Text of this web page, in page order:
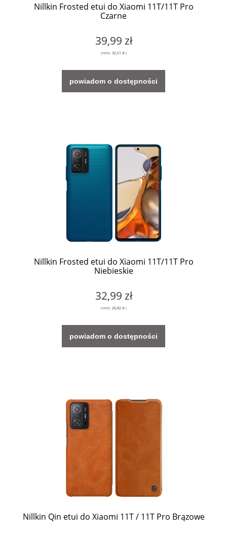
Nillkin Frosted etui do Xiaomi 11T/11T Pro
Czarne
39,99 zł
(netto: 32,51 zł)
powiadom o dostępności
Nillkin Frosted etui do Xiaomi 11T/11T Pro
Niebieskie
32,99 zł
(netto: 26,82 zł)
powiadom o dostępności
Nillkin Qin etui do Xiaomi 11T / 11T Pro Brązowe